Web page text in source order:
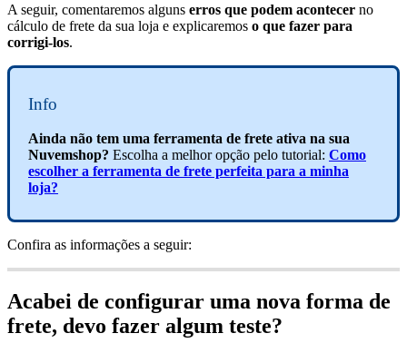
A seguir, comentaremos alguns erros que podem acontecer no
cálculo de frete da sua loja e explicaremos o que fazer para
corrigi-los.
Info
Ainda não tem uma ferramenta de frete ativa na sua
Nuvemshop? Escolha a melhor opção pelo tutorial: Como
escolher a ferramenta de frete perfeita para a minha
loja?
Confira as informações a seguir:
Acabei de configurar uma nova forma de
frete, devo fazer algum teste?